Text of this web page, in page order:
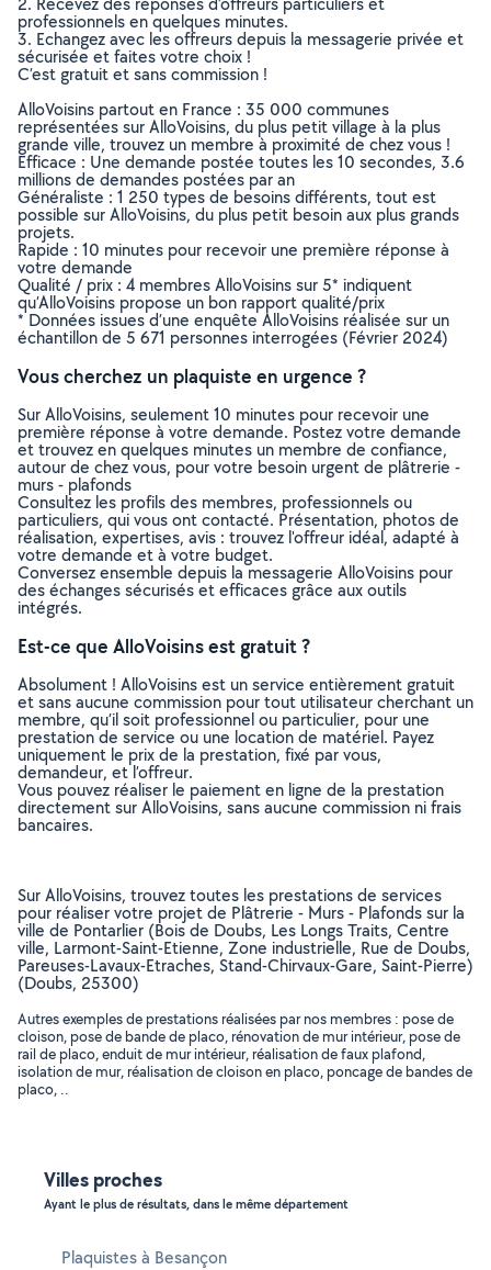
professionnels en quelques minutes.
3. Echangez avec les offreurs depuis la messagerie privée et
sécurisée et faites votre choix !
C’est gratuit et sans commission !
AlloVoisins partout en France : 35 000 communes
représentées sur AlloVoisins, du plus petit village à la plus
grande ville, trouvez un membre à proximité de chez vous !
Efficace : Une demande postée toutes les 10 secondes, 3.6
millions de demandes postées par an
Généraliste : 1 250 types de besoins différents, tout est
possible sur AlloVoisins, du plus petit besoin aux plus grands
projets.
Rapide : 10 minutes pour recevoir une première réponse à
votre demande
Qualité / prix : 4 membres AlloVoisins sur 5* indiquent
qu’AlloVoisins propose un bon rapport qualité/prix
* Données issues d’une enquête AlloVoisins réalisée sur un
échantillon de 5 671 personnes interrogées (Février 2024)
Vous cherchez un plaquiste en urgence ?
Sur AlloVoisins, seulement 10 minutes pour recevoir une
première réponse à votre demande. Postez votre demande
et trouvez en quelques minutes un membre de confiance,
autour de chez vous, pour votre besoin urgent de plâtrerie -
murs - plafonds
Consultez les profils des membres, professionnels ou
particuliers, qui vous ont contacté. Présentation, photos de
réalisation, expertises, avis : trouvez l'offreur idéal, adapté à
votre demande et à votre budget.
Conversez ensemble depuis la messagerie AlloVoisins pour
des échanges sécurisés et efficaces grâce aux outils
intégrés.
Est-ce que AlloVoisins est gratuit ?
Absolument ! AlloVoisins est un service entièrement gratuit
et sans aucune commission pour tout utilisateur cherchant un
membre, qu’il soit professionnel ou particulier, pour une
prestation de service ou une location de matériel. Payez
uniquement le prix de la prestation, fixé par vous,
demandeur, et l’offreur.
Vous pouvez réaliser le paiement en ligne de la prestation
directement sur AlloVoisins, sans aucune commission ni frais
bancaires.
Sur AlloVoisins, trouvez toutes les prestations de services
pour réaliser votre projet de Plâtrerie - Murs - Plafonds sur la
ville de Pontarlier (Bois de Doubs, Les Longs Traits, Centre
ville, Larmont-Saint-Etienne, Zone industrielle, Rue de Doubs,
Pareuses-Lavaux-Etraches, Stand-Chirvaux-Gare, Saint-Pierre)
(Doubs, 25300)
Autres exemples de prestations réalisées par nos membres : pose de
cloison, pose de bande de placo, rénovation de mur intérieur, pose de
rail de placo, enduit de mur intérieur, réalisation de faux plafond,
isolation de mur, réalisation de cloison en placo, poncage de bandes de
placo, ..
Villes proches
Ayant le plus de résultats, dans le même département
Plaquistes à Besançon